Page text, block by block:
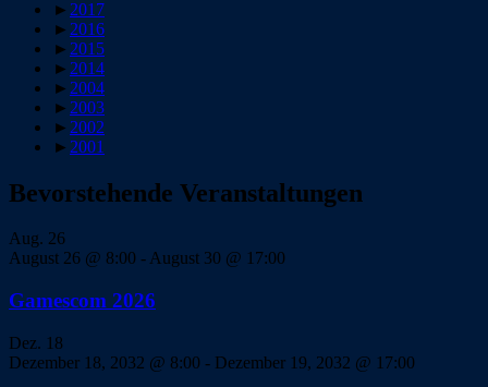
► 2017
► 2016
► 2015
► 2014
► 2004
► 2003
► 2002
► 2001
Bevorstehende Veranstaltungen
Aug. 26
August 26 @ 8:00 -August 30 @ 17:00
Gamescom 2026
Dez. 18
Dezember 18, 2032 @ 8:00 - Dezember 19, 2032 @ 17:00